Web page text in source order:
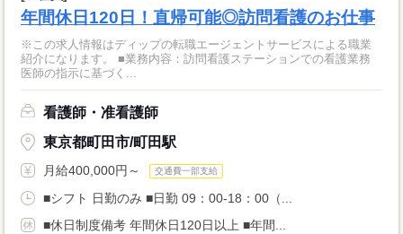
年間休日120日！直帰可能◎訪問看護のお仕事
※この求人情報はディップの転職エージェントサービスによる職業
紹介になります。 ■業務内容：訪問看護ステーションでの看護業務
医師の指示に基づく...
看護師・准看護師
東京都町田市/町田駅
月給400,000円～ 交通費一部支給
■シフト 日勤のみ ■日勤 09：00-18：00（...
■休日制度備考 年間休日120日以上 ■年間...